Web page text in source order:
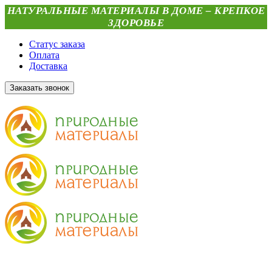
НАТУРАЛЬНЫЕ МАТЕРИАЛЫ В ДОМЕ – КРЕПКОЕ
ЗДОРОВЬЕ
Статус заказа
Оплата
Доставка
Заказать звонок